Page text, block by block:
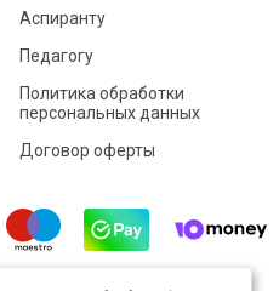
Аспиранту
Педагогу
Политика обработки
персональных данных
Договор оферты